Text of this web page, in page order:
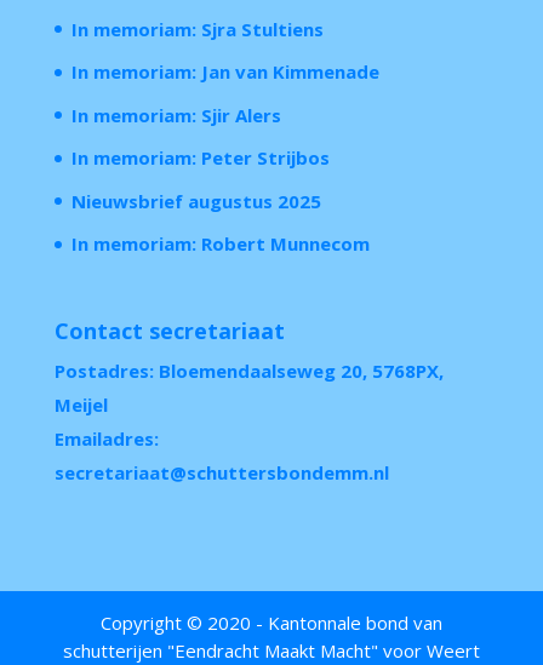
In memoriam: Sjra Stultiens
In memoriam: Jan van Kimmenade
In memoriam: Sjir Alers
In memoriam: Peter Strijbos
Nieuwsbrief augustus 2025
In memoriam: Robert Munnecom
Contact secretariaat
Postadres: Bloemendaalseweg 20, 5768PX,
Meijel
Emailadres:
secretariaat@schuttersbondemm.nl
Copyright © 2020 - Kantonnale bond van
schutterijen "Eendracht Maakt Macht" voor Weert